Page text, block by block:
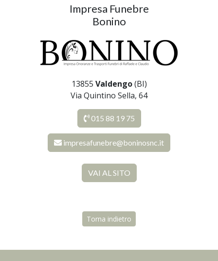
Impresa Funebre
Bonino
13855 Valdengo(BI)
Via Quintino Sella, 64
015 88 19 75
impresafunebre@boninosnc.it
VAI AL SITO
Torna indietro